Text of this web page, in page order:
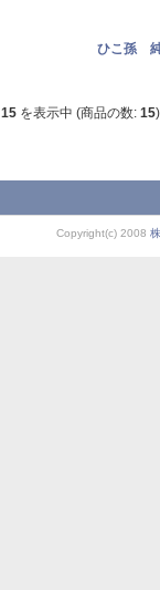
ひこ孫
15 を表示中 (商品の数: 15)
Copyright(c) 2008